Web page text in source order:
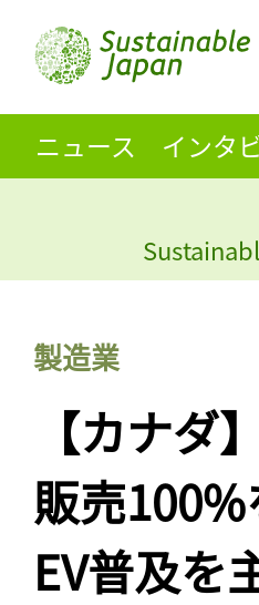
ニュース インタ
製造業
【カナダ
販売
EV普及を